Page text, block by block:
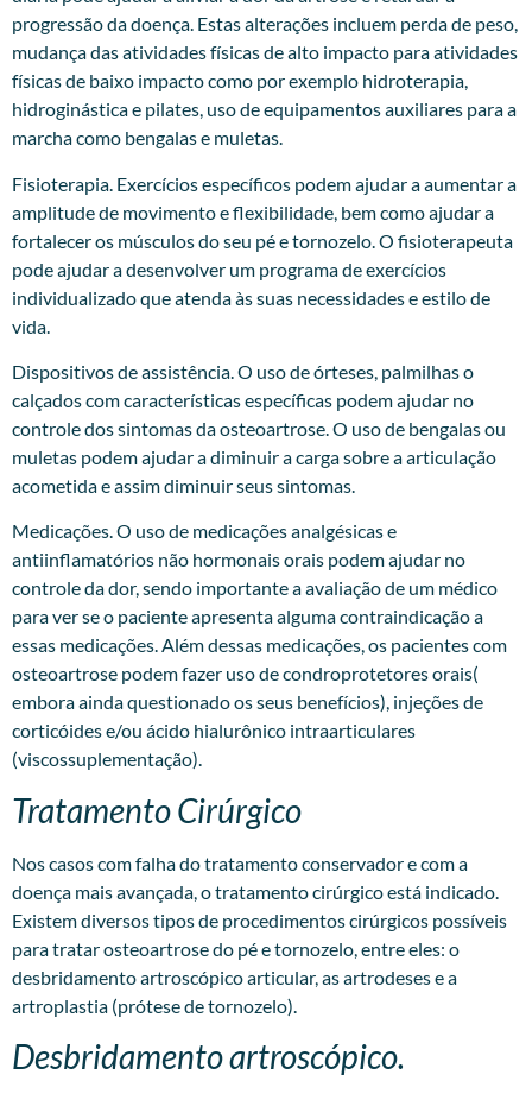
progressão da doença. Estas alterações incluem perda de peso,
mudança das atividades físicas de alto impacto para atividades
físicas de baixo impacto como por exemplo hidroterapia,
hidroginástica e pilates, uso de equipamentos auxiliares para a
marcha como bengalas e muletas.
Fisioterapia. Exercícios específicos podem ajudar a aumentar a
amplitude de movimento e flexibilidade, bem como ajudar a
fortalecer os músculos do seu pé e tornozelo. O fisioterapeuta
pode ajudar a desenvolver um programa de exercícios
individualizado que atenda às suas necessidades e estilo de
vida.
Dispositivos de assistência. O uso de órteses, palmilhas o
calçados com características específicas podem ajudar no
controle dos sintomas da osteoartrose. O uso de bengalas ou
muletas podem ajudar a diminuir a carga sobre a articulação
acometida e assim diminuir seus sintomas.
Medicações. O uso de medicações analgésicas e
antiinflamatórios não hormonais orais podem ajudar no
controle da dor, sendo importante a avaliação de um médico
para ver se o paciente apresenta alguma contraindicação a
essas medicações. Além dessas medicações, os pacientes com
osteoartrose podem fazer uso de condroprotetores orais(
embora ainda questionado os seus benefícios), injeções de
corticóides e/ou ácido hialurônico intraarticulares
(viscossuplementação).
Tratamento Cirúrgico
Nos casos com falha do tratamento conservador e com a
doença mais avançada, o tratamento cirúrgico está indicado.
Existem diversos tipos de procedimentos cirúrgicos possíveis
para tratar osteoartrose do pé e tornozelo, entre eles: o
desbridamento artroscópico articular, as artrodeses e a
artroplastia (prótese de tornozelo).
Desbridamento artroscópico.